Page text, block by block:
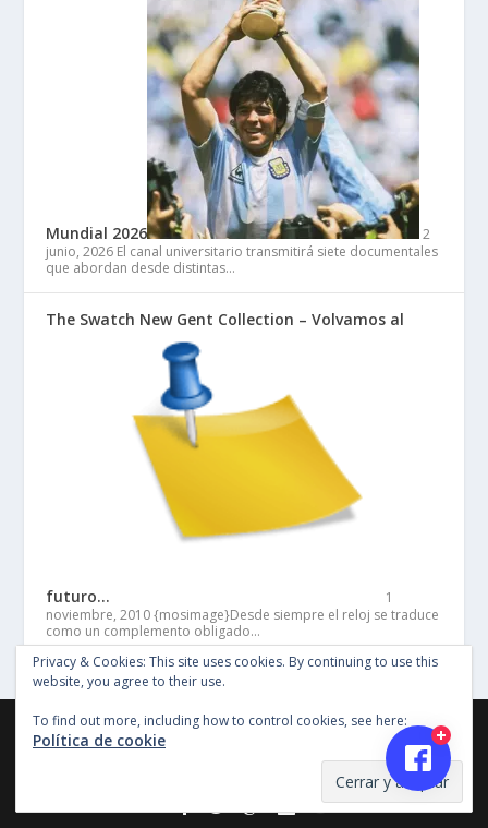
Mundial 2026
2
junio, 2026 El canal universitario transmitirá siete documentales
que abordan desde distintas…
The Swatch New Gent Collection – Volvamos al
futuro…
1
noviembre, 2010 {mosimage}Desde siempre el reloj se traduce
como un complemento obligado…
©Copyright Entertainment SG 2018, Todos los derechos
reservados, Imagenes y material en este sitio no pueden ser
Privacy & Cookies: This site uses cookies. By continuing to use this
website, you agree to their use.
To find out more, including how to control cookies, see here:
Política de cookie